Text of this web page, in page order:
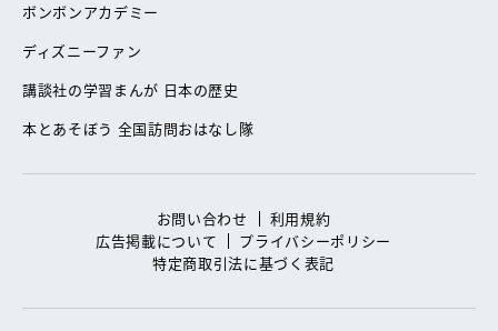
ボンボンアカデミー
ディズニーファン
講談社の学習まんが 日本の歴史
本とあそぼう 全国訪問おはなし隊
お問い合わせ
利用規約
広告掲載について
プライバシーポリシー
特定商取引法に基づく表記